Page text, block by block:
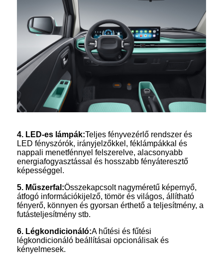
4. LED-es lámpák:Teljes fényvezérlő rendszer és
LED fényszórók, irányjelzőkkel, féklámpákkal és
nappali menetfénnyel felszerelve, alacsonyabb
energiafogyasztással és hosszabb fényáteresztő
képességgel.
5. Műszerfal:Összekapcsolt nagyméretű képernyő,
átfogó információkijelző, tömör és világos, állítható
fényerő, könnyen és gyorsan érthető a teljesítmény, a
futásteljesítmény stb.
6. Légkondicionáló:A hűtési és fűtési
légkondicionáló beállításai opcionálisak és
kényelmesek.